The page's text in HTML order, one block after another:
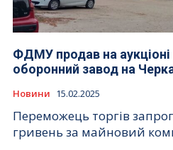
ФДМУ продав на
оборонний завод на
Новини 15.02.2025
Переможець торгів
гривень за майновий